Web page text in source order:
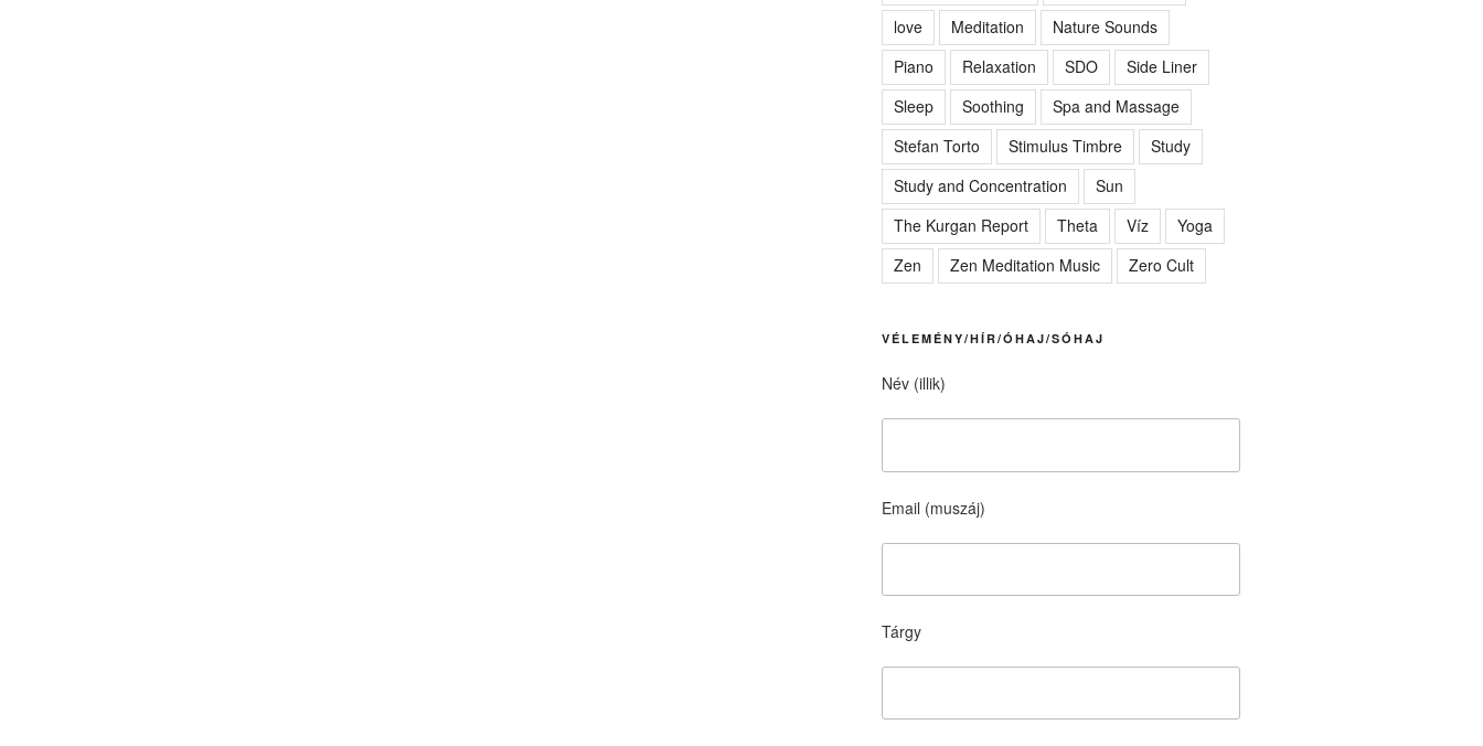
love
Meditation
Nature Sounds
Piano
Relaxation SDO
Side Liner
Sleep
Soothing
Spa and Massage
Stefan Torto
Stimulus Timbre
Study
Study and Concentration
Sun
The Kurgan Report
Theta Víz
Yoga
Zen
Zen Meditation Music Zero Cult
VÉLEMÉNY/HÍR/ÓHAJ/SÓHAJ
Név (illik)
Email (muszáj)
Tárgy